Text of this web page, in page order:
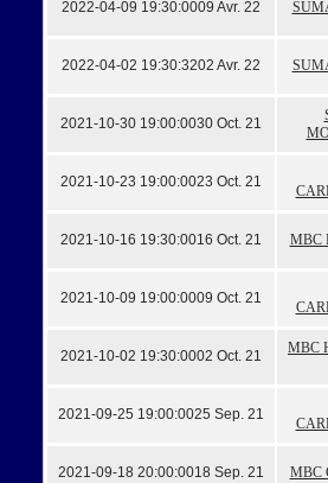
2022-04-09 19:30:0009 Avr. 22
2022-04-02 19:30:3202 Avr. 22
2021-10-30 19:00:0030 Oct. 21
2021-10-23 19:00:0023 Oct. 21
2021-10-16 19:30:0016 Oct. 21 MBC
2021-10-09 19:00:0009 Oct. 21
2021-10-02 19:30:0002 Oct. 21 MBC
2021-09-25 19:00:0025 Sep. 21
2021-09-18 20:00:0018 Sep. 21 MBC